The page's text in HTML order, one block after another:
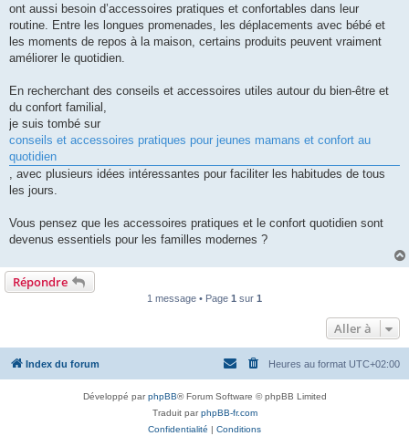
o
l
u
ont aussi besoin d’accessoires pratiques et confortables dans leur
routine. Entre les longues promenades, les déplacements avec bébé et
les moments de repos à la maison, certains produits peuvent vraiment
améliorer le quotidien.
En recherchant des conseils et accessoires utiles autour du bien-être et
du confort familial,
je suis tombé sur
conseils et accessoires pratiques pour jeunes mamans et confort au
quotidien
, avec plusieurs idées intéressantes pour faciliter les habitudes de tous
les jours.
Vous pensez que les accessoires pratiques et le confort quotidien sont
devenus essentiels pour les familles modernes ?
Répondre
1 message • Page 1 sur 1
Aller à
Index du forum Heures au format UTC+02:00
Développé parphpBB® Forum Software © phpBB Limited
Traduit parphpBB-fr.com
Confidentialité | Conditions